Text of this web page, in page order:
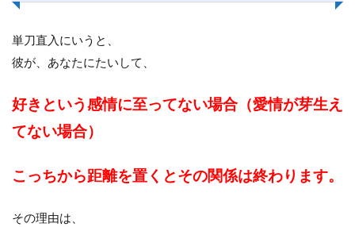
単刀直入にいうと、
彼が、あなたにたいして、
好きという感情に至ってない場合（愛情が芽生え
てない場合）
こっちから距離を置くとその関係は終わります。
その理由は、